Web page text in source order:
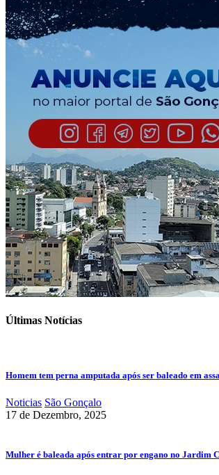
Últimas Notícias
Homem tem perna amputada após ser baleado em
Noticias São Gonçalo
17 de Dezembro, 2025
Mulher é baleada após entrar por engano no Jardim